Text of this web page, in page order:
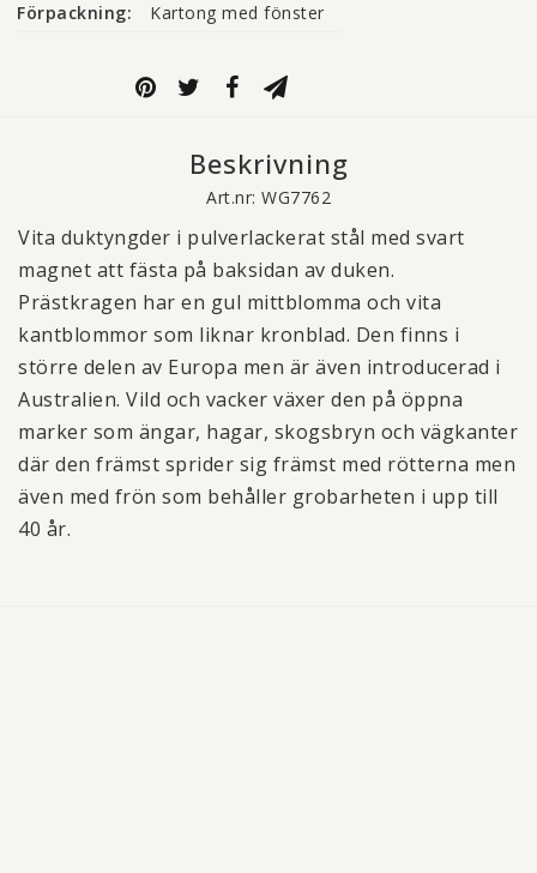
Förpackning:
Kartong med fönster
Beskrivning
Art.nr: WG7762
Vita duktyngder i pulverlackerat stål med svart
magnet att fästa på baksidan av duken.
Prästkragen har en gul mittblomma och vita
kantblommor som liknar kronblad. Den finns i
större delen av Europa men är även introducerad i
Australien. Vild och vacker växer den på öppna
marker som ängar, hagar, skogsbryn och vägkanter
där den främst sprider sig främst med rötterna men
även med frön som behåller grobarheten i upp till
40 år.